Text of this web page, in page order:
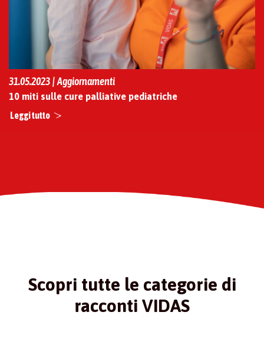
31.05.2023 | Aggiornamenti
10 miti sulle cure palliative pediatriche
Leggi tutto
Scopri tutte le categorie di
racconti VIDAS